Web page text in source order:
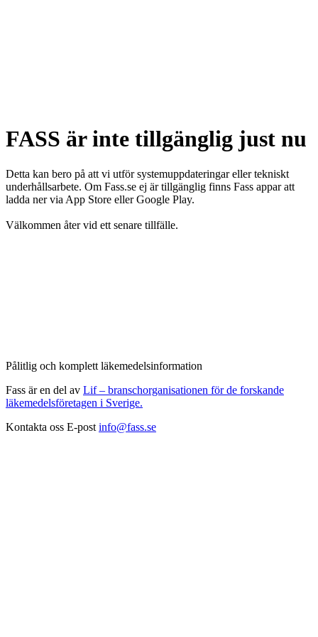
FASS är inte tillgänglig just nu
Detta kan bero på att vi utför systemuppdateringar eller tekniskt
underhållsarbete. Om Fass.se ej är tillgänglig finns Fass appar att
ladda ner via App Store eller Google Play.
Välkommen åter vid ett senare tillfälle.
Pålitlig och komplett läkemedelsinformation
Fass är en del av Lif – branschorganisationen för de forskande
läkemedelsföretagen i Sverige.
Kontakta oss E-post info@fass.se